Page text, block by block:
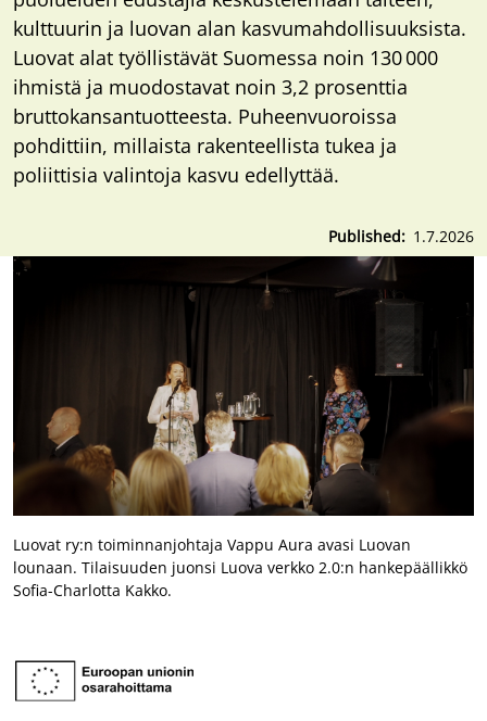
kulttuurin ja luovan alan kasvumahdollisuuksista.
Luovat alat työllistävät Suomessa noin 130 000
ihmistä ja muodostavat noin 3,2 prosenttia
bruttokansantuotteesta. Puheenvuoroissa
pohdittiin, millaista rakenteellista tukea ja
poliittisia valintoja kasvu edellyttää.
Published 1.7.2026
Luovat ry:n toiminnanjohtaja Vappu Aura avasi Luovan
lounaan. Tilaisuuden juonsi Luova verkko 2.0:n hankepäällikkö
Sofia-Charlotta Kakko.